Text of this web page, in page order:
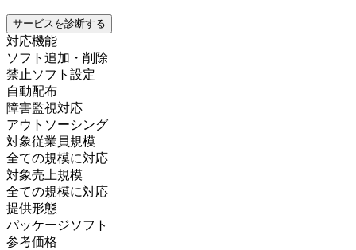
サービスを診断する
対応機能
ソフト追加・削除
禁止ソフト設定
自動配布
障害監視対応
アウトソーシング
対象従業員規模
全ての規模に対応
対象売上規模
全ての規模に対応
提供形態
パッケージソフト
参考価格